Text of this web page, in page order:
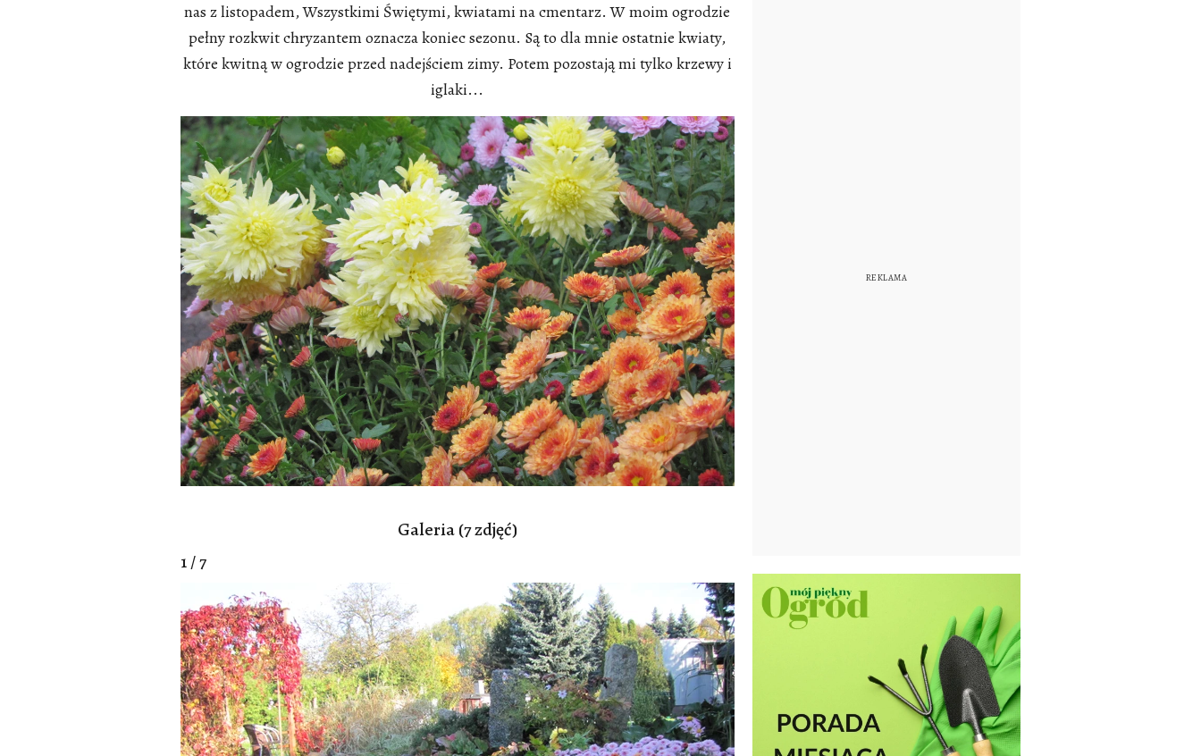
nas z listopadem, Wszystkimi Świętymi, kwiatami na cmentarz. W moim ogrodzie
pełny rozkwit chryzantem oznacza koniec sezonu. Są to dla mnie ostatnie kwiaty,
które kwitną w ogrodzie przed nadejściem zimy. Potem pozostają mi tylko krzewy i
iglaki...
Galeria (7 zdjęć)
1 / 7